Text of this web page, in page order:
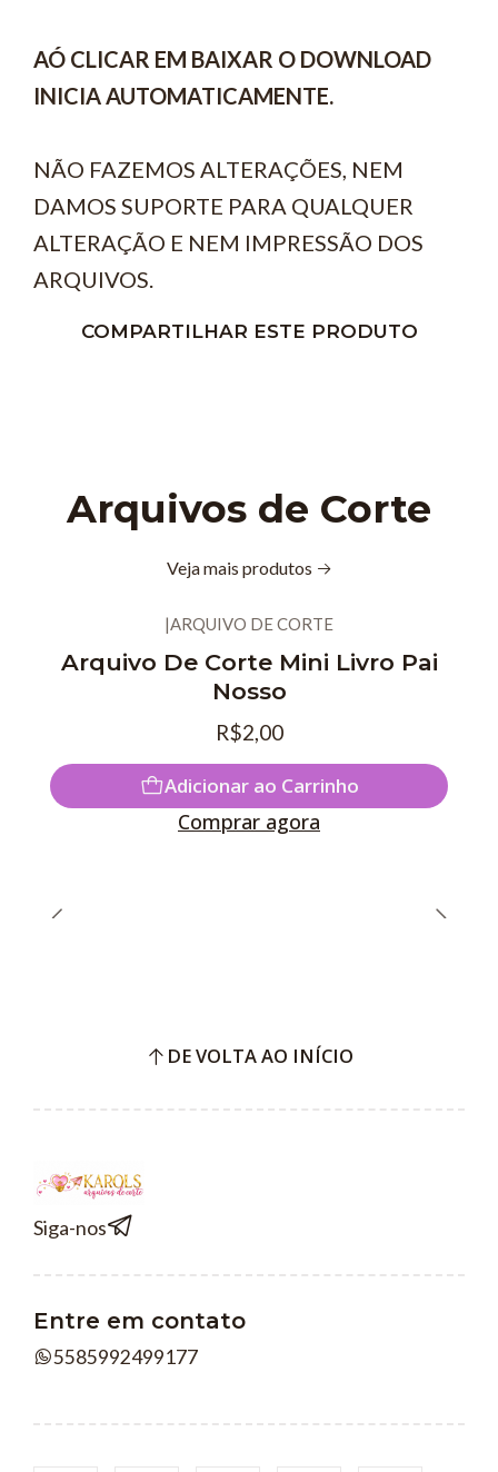
AÓ CLICAR EM BAIXAR O DOWNLOAD
INICIA AUTOMATICAMENTE.
NÃO FAZEMOS ALTERAÇÕES, NEM
DAMOS SUPORTE PARA QUALQUER
ALTERAÇÃO E NEM IMPRESSÃO DOS
ARQUIVOS.
COMPARTILHAR ESTE PRODUTO
Arquivos de Corte
Veja mais produtos
|ARQUIVO DE CORTE
Arquivo De Corte Mini Livro Pai
Nosso
R$2,00
Adicionar ao Carrinho
Comprar agora
DE VOLTA AO INÍCIO
Siga-nos
Entre em contato
5585992499177